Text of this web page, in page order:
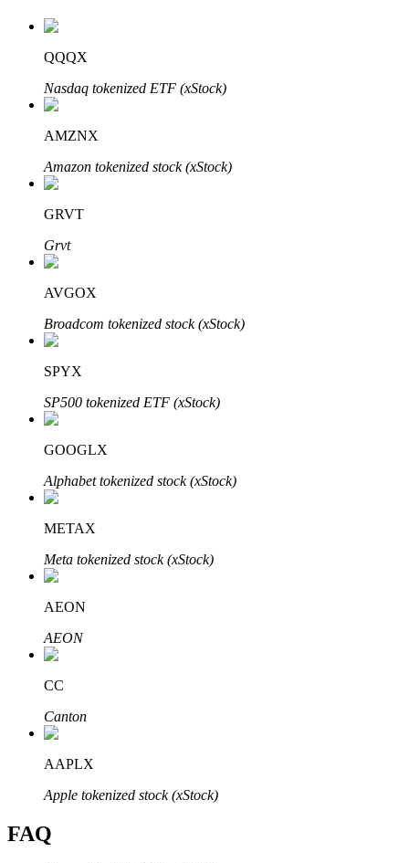
Auto Invest
Grijp langetermijnwinst en flexibele belangen
Leer staken
Meer informatie over het verdienen van passief inkomen
Bitrue
Tot 65% commissies!
QQQX
Nasdaq tokenized ETF (xStock)
AMZNX
Amazon tokenized stock (xStock)
GRVT
Grvt
AVGOX
Broadcom tokenized stock (xStock)
SPYX
SP500 tokenized ETF (xStock)
GOOGLX
Alphabet tokenized stock (xStock)
METAX
Meta tokenized stock (xStock)
AEON
AEON
CC
Canton
AAPLX
Apple tokenized stock (xStock)
FAQ